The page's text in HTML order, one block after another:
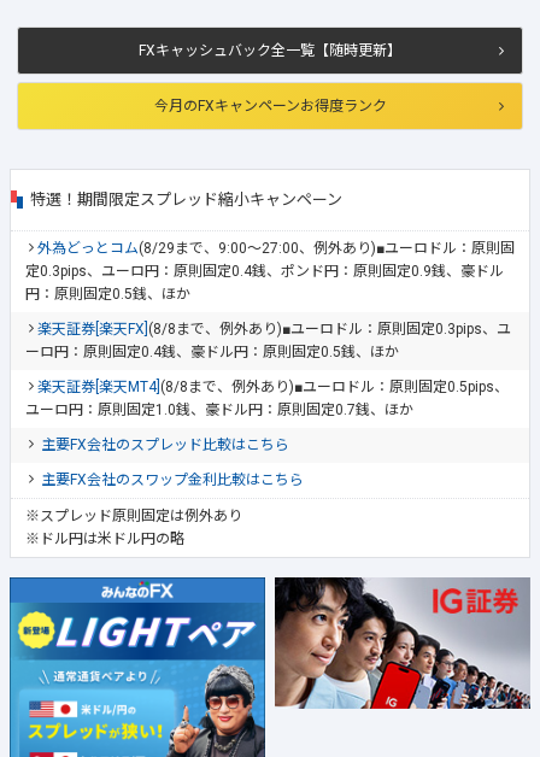
FXキャッシュバック全一覧【随時更新】
今月のFXキャンペーンお得度ランク
特選！期間限定スプレッド縮小キャンペーン
外為どっとコム(8/29まで、9:00～27:00、例外あり)■ユーロドル：原則固
定0.3pips、ユーロ円：原則固定0.4銭、ポンド円：原則固定0.9銭、豪ドル
円：原則固定0.5銭、ほか
楽天証券[楽天FX] (8/8まで、例外あり)■ユーロドル：原則固定0.3pips、ユ
ーロ円：原則固定0.4銭、豪ドル円：原則固定0.5銭、ほか
楽天証券[楽天MT4] (8/8まで、例外あり)■ユーロドル：原則固定0.5pips、
ユーロ円：原則固定1.0銭、豪ドル円：原則固定0.7銭、ほか
主要FX会社のスプレッド比較はこちら
主要FX会社のスワップ金利比較はこちら
※スプレッド原則固定は例外あり
※ドル円は米ドル円の略